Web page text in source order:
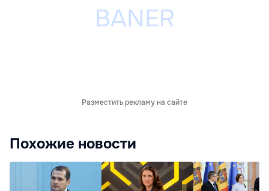
Разместить рекламу на сайте
Похожие новости